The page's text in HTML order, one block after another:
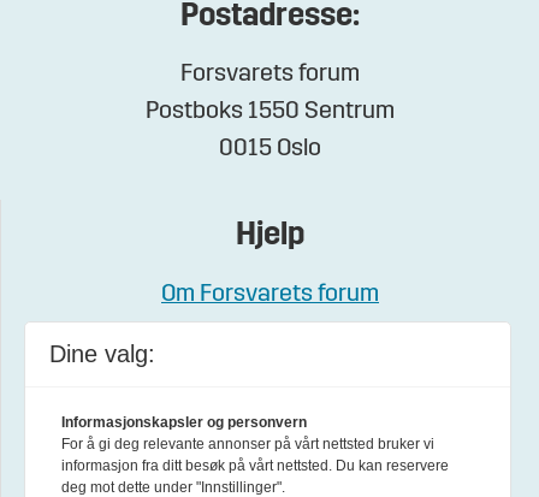
Postadresse:
Forsvarets forum
Postboks 1550 Sentrum
0015 Oslo
Hjelp
Om Forsvarets forum
Abonnement
Tilgjengelighet
Dine valg:
Informasjonskapsler og personvern
For å gi deg relevante annonser på vårt nettsted bruker vi
informasjon fra ditt besøk på vårt nettsted. Du kan reservere
deg mot dette under "Innstillinger".